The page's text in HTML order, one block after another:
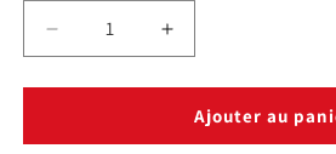
Réduire
la
quantité
Stick
Augmenter
la
quantité
Stick
Ajouter au